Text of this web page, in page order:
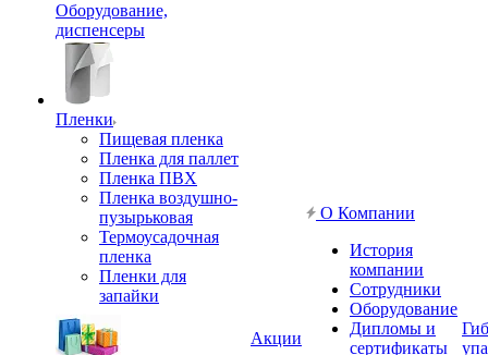
Оборудование,
диспенсеры
Пленки
Пищевая пленка
Пленка для паллет
Пленка ПВХ
Пленка воздушно-
пузырьковая
Термоусадочная
пленка
Пленки для
запайки
Акции
О Компании
История
компании
Сотрудники
Оборудование
Дипломы и
сертификаты